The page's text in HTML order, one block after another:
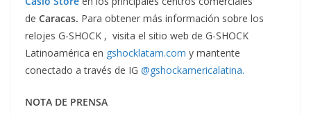
de Caracas. Para obtener más información sobre los
relojes G-SHOCK , visita el sitio web de G-SHOCK
Latinoamérica en gshocklatam.com y mantente
conectado a través de IG @gshockamericalatina.
NOTA DE PRENSA